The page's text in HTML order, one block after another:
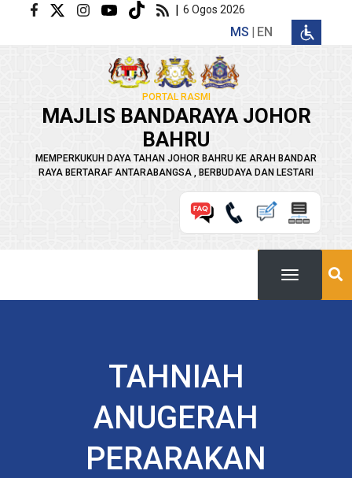
Langkau ke kandungan utama | 6 Ogos 2026
MS EN
PORTAL RASMI
MAJLIS BANDARAYA JOHOR
BAHRU
MEMPERKUKUH DAYA TAHAN JOHOR BAHRU KE ARAH BANDAR
RAYA BERTARAF ANTARABANGSA , BERBUDAYA DAN LESTARI
TAHNIAH
ANUGERAH
PERARAKAN